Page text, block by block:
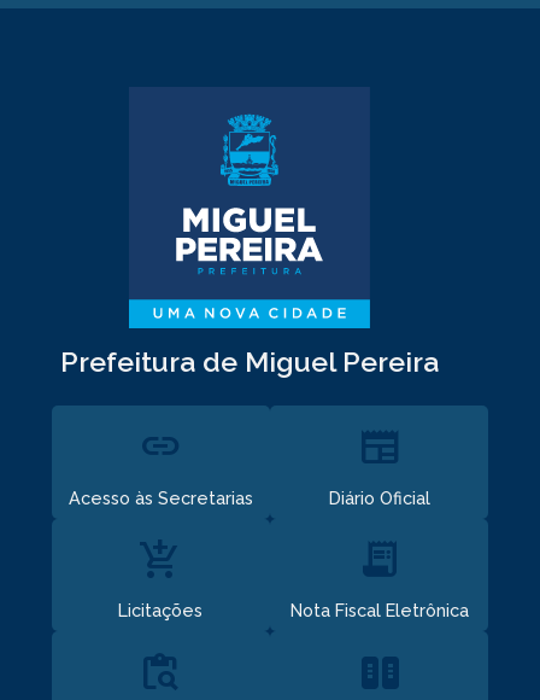
Prefeitura de Miguel Pereira
link
Acesso às Secretarias
newspaper
Diário Oficial
add_shopping_cart
Licitações
receipt_long
Nota Fiscal Eletrônica
content_paste_search host